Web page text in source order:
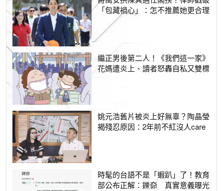
「包藏禍心」：怎不推薦她更合理
繼正男後第二人！《我們這一家》
花媽遭炎上、讀者怒轟自私又雙標
姚元浩舊片被炎上好無辜？陶晶瑩
揭殘忍原因：2年前不紅沒人care
時髦的台語不是「蝦趴」了！教育
部公布正解：鑠奅 真實意義曝光